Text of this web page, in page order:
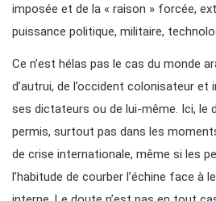
imposée et de la « raison » forcée,
puissance politique, militaire,
Ce n’est hélas pas le cas du monde
d’autrui, de l’occident colonisateur et
ses dictateurs ou de lui-même. Ici, le
permis, surtout pas dans les
de crise internationale, même si les
l’habitude de courber l’échine face à